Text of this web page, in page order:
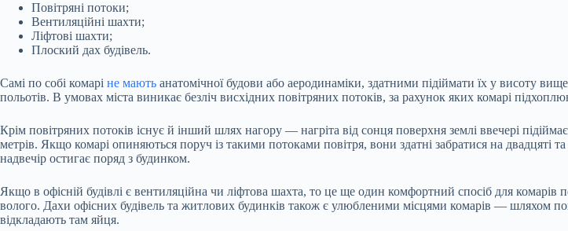
Повітряні потоки;
Вентиляційні шахти;
Ліфтові шахти;
Плоский дах будівель.
Самі по собі комарі не мають анатомічної будови або аеродинаміки, здатними підіймати їх у висоту
польотів. В умовах міста виникає безліч висхідних повітряних потоків, за рахунок яких комарі
Крім повітряних потоків існує й інший шлях нагору — нагріта від сонця поверхня землі ввечері
метрів. Якщо комарі опиняються поруч із такими потоками повітря, вони здатні забратися на двадцяті
надвечір остигає поряд з будинком.
Якщо в офісній будівлі є вентиляційна чи ліфтова шахта, то це ще один комфортний спосіб для
волого. Дахи офісних будівель та житлових будинків також є улюбленими місцями комарів — шляхом
відкладають там яйця.